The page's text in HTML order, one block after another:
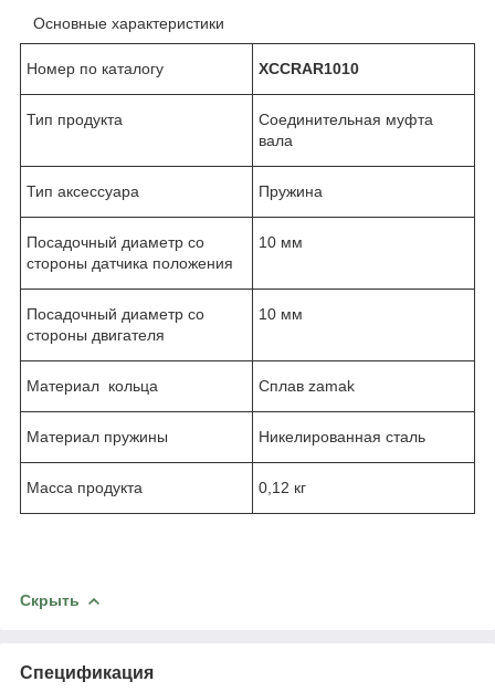
Основные характеристики
Номер по каталогу XCCRAR1010
Тип продукта
Соединительная муфта
вала
Тип аксессуара Пружина
Посадочный диаметр со
стороны датчика положения
10 мм
Посадочный диаметр со
стороны двигателя
10 мм
Материал кольца Сплав zamak
Материал пружины Никелированная сталь
Масса продукта 0,12 кг
Скрыть
Спецификация